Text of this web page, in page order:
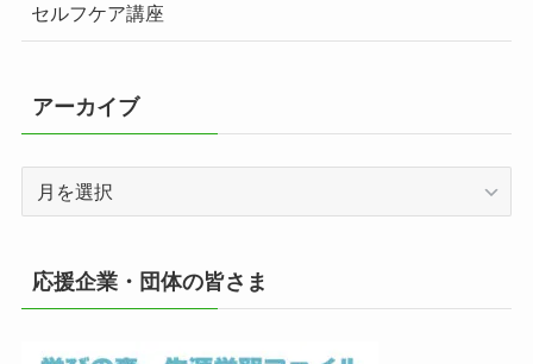
セルフケア講座
アーカイブ
イ
ブ
応援企業・団体の皆さま